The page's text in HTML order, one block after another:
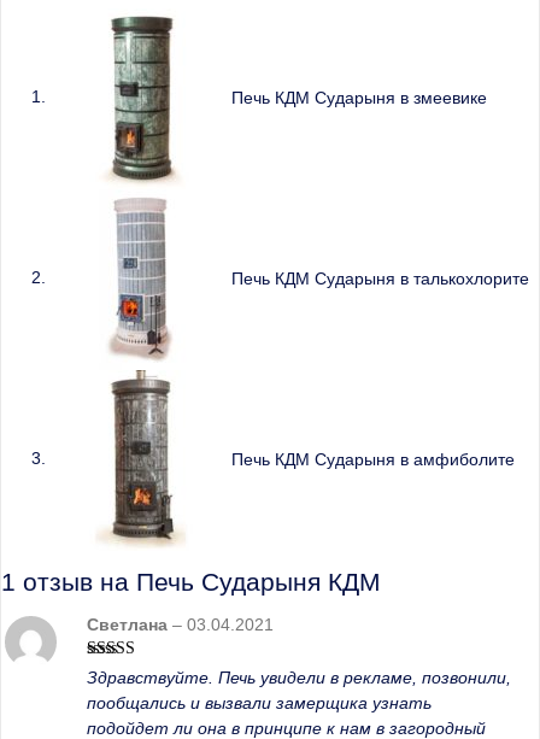
Печь КДМ Сударыня в змеевике
Печь КДМ Сударыня в талькохлорите
Печь КДМ Сударыня в амфиболите
1 отзыв на Печь Сударыня КДМ
Оценка5
из 5
Светлана – 03.04.2021
Здравствуйте. Печь увидели в рекламе, позвонили,
пообщались и вызвали замерщика узнать
подойдет ли она в принципе к нам в загородный